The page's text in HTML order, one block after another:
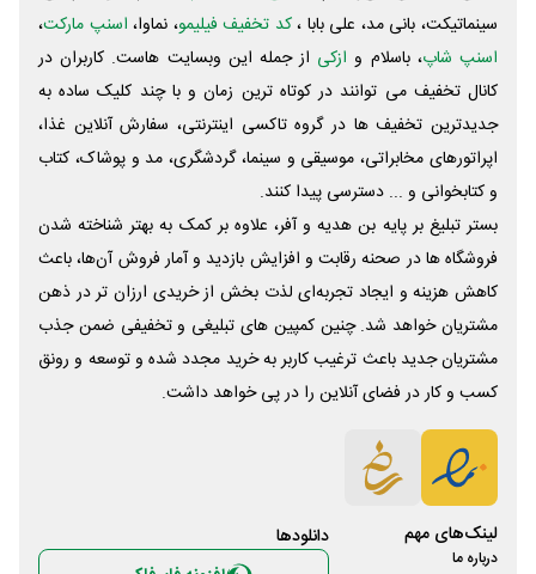
سینماتیکت، بانی مد، علی‌ بابا ،کد تخفیف فیلیمو، نماوا، اسنپ مارکت،
اسنپ شاپ، باسلام و ازکی از جمله این وبسایت ‌هاست. کاربران در
کانال تخفیف می توانند در کوتاه ترین زمان و با چند کلیک ساده به
جدیدترین تخفیف ها در گروه تاکسی اینترنتی، سفارش آنلاین غذا،
اپراتورهای مخابراتی، موسیقی و سینما، گردشگری، مد و پوشاک، کتاب
و کتابخوانی و ... دسترسی پیدا کنند.
بستر تبلیغ بر پایه بن هدیه و آفر، علاوه بر کمک به بهتر شناخته شدن
فروشگاه ها در صحنه رقابت و افزایش بازدید و آمار فروش آن‌ها، باعث
کاهش هزینه و ایجاد تجربه‌ای لذت بخش از خریدی ارزان تر در ذهن
مشتریان خواهد شد. چنین کمپین های تبلیغی و تخفیفی ضمن جذب
مشتریان جدید باعث ترغیب کاربر به خرید مجدد شده و توسعه و رونق
کسب و کار در فضای آنلاین را در پی خواهد داشت.
لینک‌های مهم
درباره ما
دانلود‌ها